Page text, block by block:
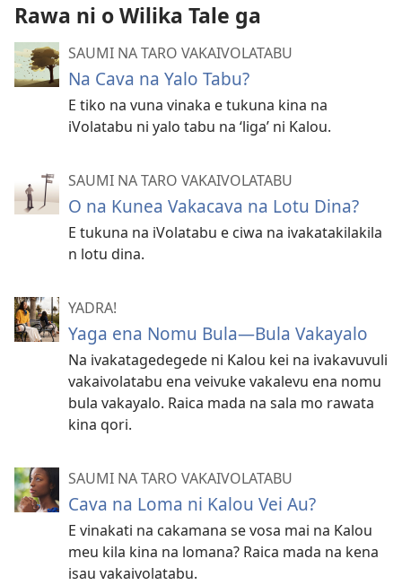
Rawa ni o Wilika Tale ga
SAUMI NA TARO VAKAIVOLATABU
Na Cava na Yalo Tabu?
E tiko na vuna vinaka e tukuna kina na
iVolatabu ni yalo tabu na ‘liga’ ni Kalou.
SAUMI NA TARO VAKAIVOLATABU
O na Kunea Vakacava na Lotu Dina?
E tukuna na iVolatabu e ciwa na ivakatakilakila
n lotu dina.
YADRA!
Yaga ena Nomu Bula—Bula Vakayalo
Na ivakatagedegede ni Kalou kei na ivakavuvuli
vakaivolatabu ena veivuke vakalevu ena nomu
bula vakayalo. Raica mada na sala mo rawata
kina qori.
SAUMI NA TARO VAKAIVOLATABU
Cava na Loma ni Kalou Vei Au?
E vinakati na cakamana se vosa mai na Kalou
meu kila kina na lomana? Raica mada na kena
isau vakaivolatabu.